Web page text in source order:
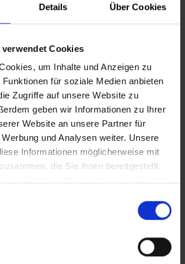
Details Über Cookies
verwendet Cookies
um Inhalte und Anzeigen zu
für soziale Medien anbieten
Zugriffe auf unsere Website zu
geben wir Informationen zu Ihrer
Website an unsere Partner für
und Analysen weiter. Unsere
Informationen möglicherweise mit
die Sie ihnen bereitgestellt
suchen passende
und am Ende basteln wir
13 - 15 Uhr
v. 10:30 - 12:00 Uhr.
der Lohrer Altstadt.